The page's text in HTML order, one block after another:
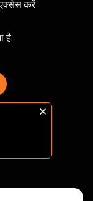
करें
है